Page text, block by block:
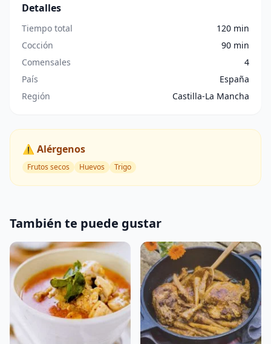
Detalles
Tiempo total
120 min
Cocción
90 min
Comensales
4
País
España
Región
Castilla-La Mancha
⚠️ Alérgenos
Frutos secos Huevos Trigo
También te puede gustar